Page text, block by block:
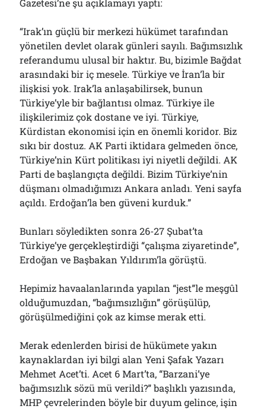
Gazetesi’ne şu açıklamayı yaptı:
“Irak’ın güçlü bir merkezi hükümet tarafından
yönetilen devlet olarak günleri sayılı. Bağımsızlık
referandumu ulusal bir haktır. Bu, bizimle Bağdat
arasındaki bir iç mesele. Türkiye ve İran’la bir
ilişkisi yok. Irak’la anlaşabilirsek, bunun
Türkiye’yle bir bağlantısı olmaz. Türkiye ile
ilişkilerimiz çok dostane ve iyi. Türkiye,
Kürdistan ekonomisi için en önemli koridor. Biz
sıkı bir dostuz. AK Parti iktidara gelmeden önce,
Türkiye’nin Kürt politikası iyi niyetli değildi. AK
Parti de başlangıçta değildi. Bizim Türkiye’nin
düşmanı olmadığımızı Ankara anladı. Yeni sayfa
açıldı. Erdoğan’la ben güveni kurduk.”
Bunları söyledikten sonra 26-27 Şubat’ta
Türkiye’ye gerçekleştirdiği “çalışma ziyaretinde”,
Erdoğan ve Başbakan Yıldırım’la görüştü.
Hepimiz havaalanlarında yapılan “jest”le meşgûl
olduğumuzdan, “bağımsızlığın” görüşülüp,
görüşülmediğini çok az kimse merak etti.
Merak edenlerden birisi de hükümete yakın
kaynaklardan iyi bilgi alan Yeni Şafak Yazarı
Mehmet Acet’ti. Acet 6 Mart’ta, “Barzani’ye
bağımsızlık sözü mü verildi?” başlıklı yazısında,
MHP çevrelerinden böyle bir duyum gelince, işin